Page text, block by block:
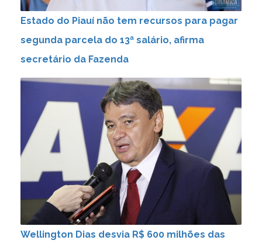
Estado do Piauí não tem recursos para pagar
segunda parcela do 13ª salário, afirma
secretário da Fazenda
Wellington Dias desvia R$ 600 milhões das